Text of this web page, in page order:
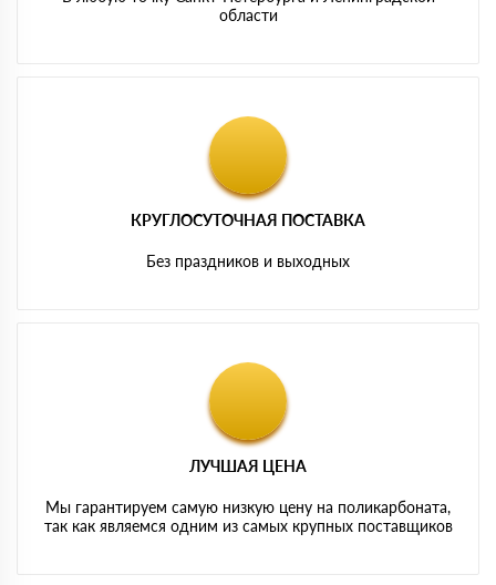
области
КРУГЛОСУТОЧНАЯ ПОСТАВКА
Без праздников и выходных
ЛУЧШАЯ ЦЕНА
Мы гарантируем самую низкую цену на поликарбоната,
так как являемся одним из самых крупных поставщиков